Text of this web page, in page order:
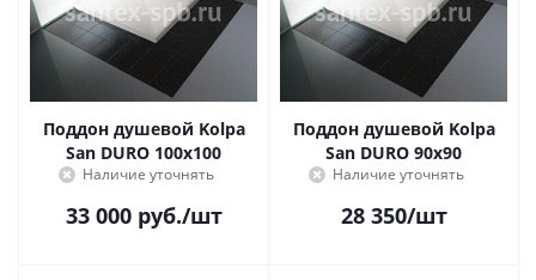
Поддон душевой Kolpa
San DURO 100х100
Наличие уточнять
33 000руб./шт
Поддон душевой Kolpa
San DURO 90х90
Наличие уточнять
28 350/шт